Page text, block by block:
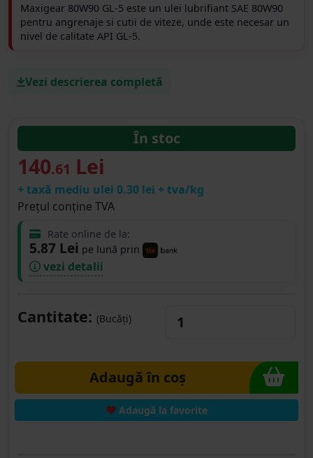
Maxigear 80W90 GL-5 este un ulei lubrifiant SAE 80W90
pentru angrenaje si cutii de viteze, unde este necesar un
nivel de calitate API GL-5.
Vezi descrierea completă
În stoc
140.61 Lei
+ taxă mediu ulei 0.30 lei + tva/kg
Prețul conține TVA
Rate online de la:
5.87 Lei pe lună prin
vezi detalii
Cantitate: (Bucăți)
Adaugă în coș
Adaugă la favorite